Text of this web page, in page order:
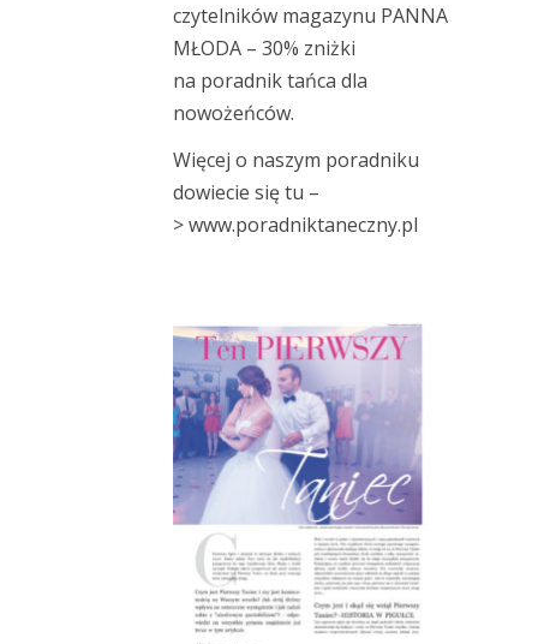
czytelników magazynu PANNA
MŁODA – 30% zniżki
na poradnik tańca dla
nowożeńców.
Więcej o naszym poradniku
dowiecie się tu –
>www.poradniktaneczny.pl